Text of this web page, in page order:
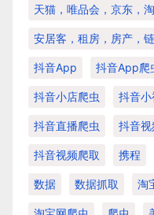
天猫，唯品会，京东，
安居客，租房，房产，
抖音app 抖音app爬
抖音小店爬虫 抖音
抖音直播爬虫 抖音视
抖音视频爬取 携程
数据 数据抓取 淘